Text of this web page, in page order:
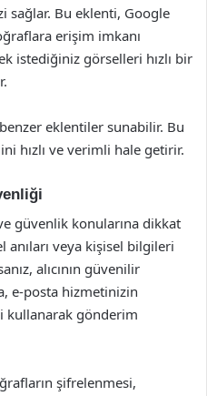
sağlar. Bu eklenti, Google
erişim imkanı
istediğiniz görselleri hızlı bir
eklentiler sunabilir. Bu
hızlı ve verimli hale getirir.
güvenlik konularına dikkat
veya kişisel bilgileri
alıcının güvenilir
e-posta hizmetinizin
kullanarak gönderim
şifrelenmesi,